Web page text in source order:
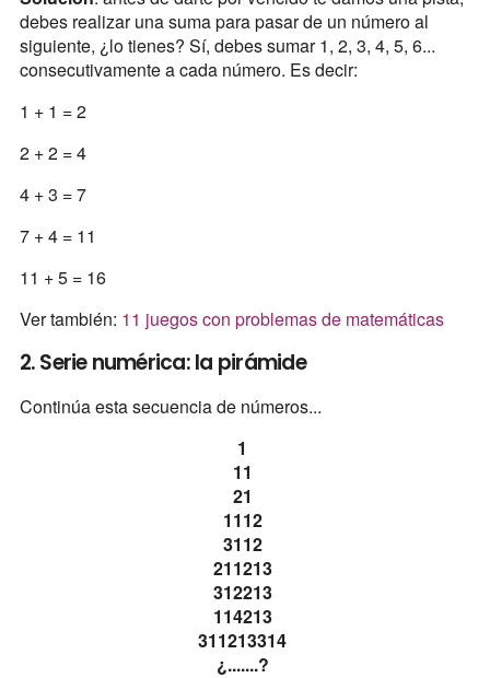
debes realizar una suma para pasar de un número al
siguiente, ¿lo tienes? Sí, debes sumar 1, 2, 3, 4, 5, 6...
consecutivamente a cada número. Es decir:
1 + 1 = 2
2 + 2 = 4
4 + 3 = 7
7 + 4 = 11
11 + 5 = 16
Ver también: 11 juegos con problemas de matemáticas
2. Serie numérica: la pirámide
Continúa esta secuencia de números...
1
11
21
1112
3112
211213
312213
114213
311213314
¿.......?